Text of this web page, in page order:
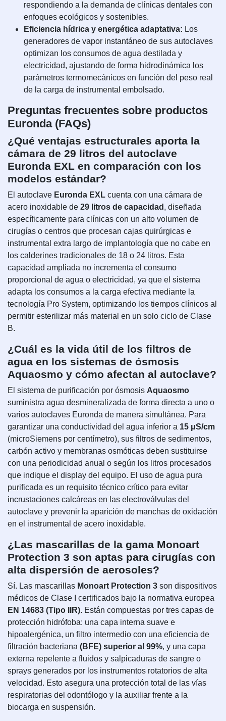
respondiendo a la demanda de clínicas dentales con
enfoques ecológicos y sostenibles.
Eficiencia hídrica y energética adaptativa: Los
generadores de vapor instantáneo de sus autoclaves
optimizan los consumos de agua destilada y
electricidad, ajustando de forma hidrodinámica los
parámetros termomecánicos en función del peso real
de la carga de instrumental embolsado.
Preguntas frecuentes sobre productos
Euronda (FAQs)
¿Qué ventajas estructurales aporta la
cámara de 29 litros del autoclave
Euronda EXL en comparación con los
modelos estándar?
El autoclave Euronda EXL cuenta con una cámara de
acero inoxidable de 29 litros de capacidad , diseñada
específicamente para clínicas con un alto volumen de
cirugías o centros que procesan cajas quirúrgicas e
instrumental extra largo de implantología que no cabe en
los calderines tradicionales de 18 o 24 litros. Esta
capacidad ampliada no incrementa el consumo
proporcional de agua o electricidad, ya que el sistema
adapta los consumos a la carga efectiva mediante la
tecnología Pro System, optimizando los tiempos clínicos al
permitir esterilizar más material en un solo ciclo de Clase
B.
¿Cuál es la vida útil de los filtros de
agua en los sistemas de ósmosis
Aquaosmo y cómo afectan al autoclave?
El sistema de purificación por ósmosis Aquaosmo
suministra agua desmineralizada de forma directa a uno o
varios autoclaves Euronda de manera simultánea. Para
garantizar una conductividad del agua inferior a 15 μS/cm
(microSiemens por centímetro), sus filtros de sedimentos,
carbón activo y membranas osmóticas deben sustituirse
con una periodicidad anual o según los litros procesados
que indique el display del equipo. El uso de agua pura
purificada es un requisito técnico crítico para evitar
incrustaciones calcáreas en las electroválvulas del
autoclave y prevenir la aparición de manchas de oxidación
en el instrumental de acero inoxidable.
¿Las mascarillas de la gama Monoart
Protection 3 son aptas para cirugías con
alta dispersión de aerosoles?
Sí. Las mascarillas Monoart Protection 3 son dispositivos
médicos de Clase I certificados bajo la normativa europea
EN 14683 (Tipo IIR). Están compuestas por tres capas de
protección hidrófoba: una capa interna suave e
hipoalergénica, un filtro intermedio con una eficiencia de
filtración bacteriana (BFE) superior al 99%, y una capa
externa repelente a fluidos y salpicaduras de sangre o
sprays generados por los instrumentos rotatorios de alta
velocidad. Esto asegura una protección total de las vías
respiratorias del odontólogo y la auxiliar frente a la
biocarga en suspensión.